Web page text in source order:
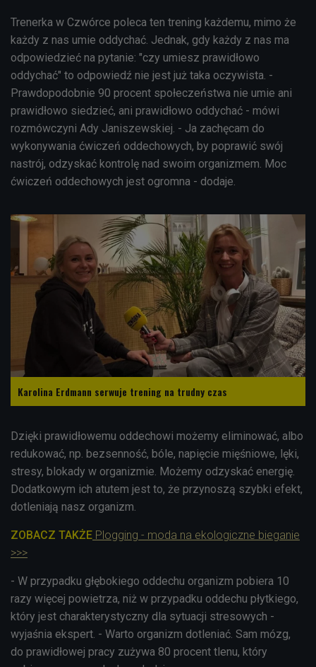
Trenerka w Czwórce poleca ten trening każdemu, mimo że
każdy z nas umie oddychać. Jednak, gdy każdy z nas ma
odpowiedzieć na pytanie: "czy umiesz prawidłowo
oddychać" to odpowiedź nie jest już taka oczywista. -
Prawdopodobnie 90 procent społeczeństwa nie umie ani
prawidłowo siedzieć, ani prawidłowo oddychać - mówi
rozmówczyni Ady Janiszewskiej. - Ja zachęcam do
wykonywania ćwiczeń oddechowych, by poprawić swój
nastrój, odzyskać kontrolę nad swoim organizmem. Moc
ćwiczeń oddechowych jest ogromna - dodaje.
Karolina Erdmann serwuje trening na trudny czas
Dzięki prawidłowemu oddechowi możemy eliminować, albo
redukować, np. bezsenność, bóle, napięcie mięśniowe, lęki,
stresy, blokady w organizmie. Możemy odzyskać energię.
Dodatkowym ich atutem jest to, że przynoszą szybki efekt,
dotleniają nasz organizm.
ZOBACZ TAKŻE Plogging - moda na ekologiczne bieganie
>>>
- W przypadku głębokiego oddechu organizm pobiera 10
razy więcej powietrza, niż w przypadku oddechu płytkiego,
który jest charakterystyczny dla sytuacji stresowych -
wyjaśnia ekspert. - Warto organizm dotleniać. Sam mózg,
do prawidłowej pracy zużywa 80 procent tlenu, który